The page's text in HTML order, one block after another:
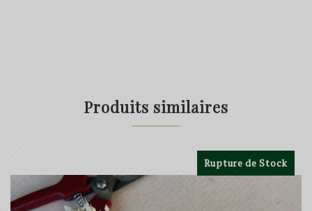
Produits similaires
Rupture de Stock